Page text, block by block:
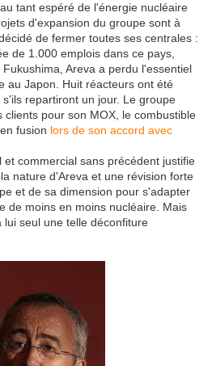
tant espéré de l'énergie nucléaire
d'expansion du groupe sont à
de fermer toutes ses centrales :
de 1.000 emplois dans ce pays,
Areva a perdu l'essentiel
au Japon. Huit réacteurs ont été
repartiront un jour. Le groupe
clients pour son MOX, le combustible
fusion lors de son accord avec
commercial sans précédent justifie
nature d'Areva et une révision forte
et de sa dimension pour s'adapter
de moins en moins nucléaire. Mais
seul une telle déconfiture